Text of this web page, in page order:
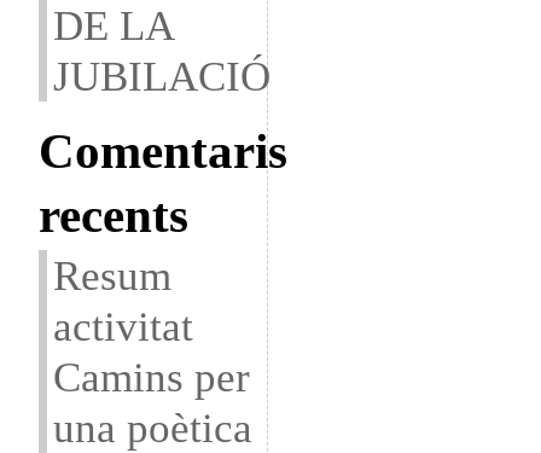
DE LA
JUBILACIÓ
Comentaris
recents
Resum
activitat
Camins per
una poètica